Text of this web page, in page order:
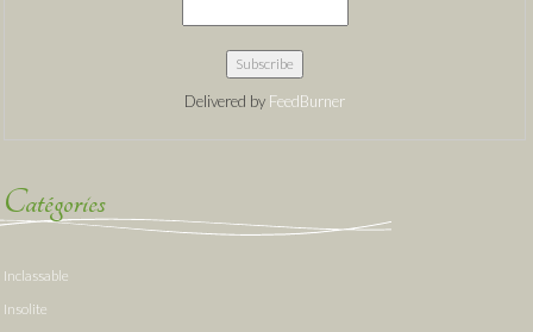
Delivered by FeedBurner
Catégories
Inclassable
Insolite